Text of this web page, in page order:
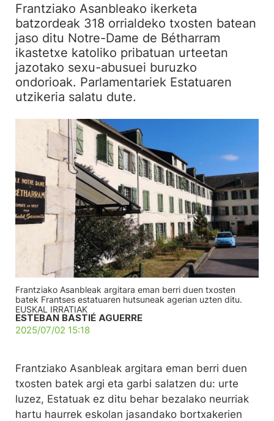
Frantziako Asanbleako ikerketa
batzordeak 318 orrialdeko txosten batean
jaso ditu Notre-Dame de Bétharram
ikastetxe katoliko pribatuan urteetan
jazotako sexu-abusuei buruzko
ondorioak. Parlamentariek Estatuaren
utzikeria salatu dute.
Frantziako Asanbleak argitara eman berri duen txosten
batek Frantses estatuaren hutsuneak agerian uzten ditu.
EUSKAL IRRATIAK
ESTEBAN BASTIÉ AGUERRE
2025/07/02 15:18
Frantziako Asanbleak argitara eman berri duen
txosten batek argi eta garbi salatzen du: urte
luzez, Estatuak ez ditu behar bezalako neurriak
hartu haurrek eskolan jasandako bortxakerien